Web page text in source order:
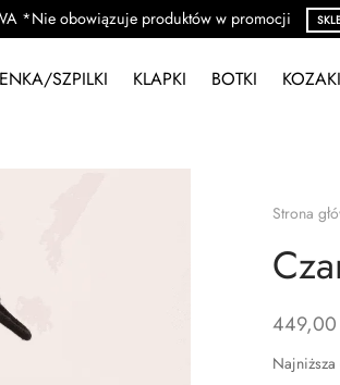
*Nie obowiązuje produktów w promocji
SZPILKI KLAPKI BOTKI KOZAKI
Strona
449,00